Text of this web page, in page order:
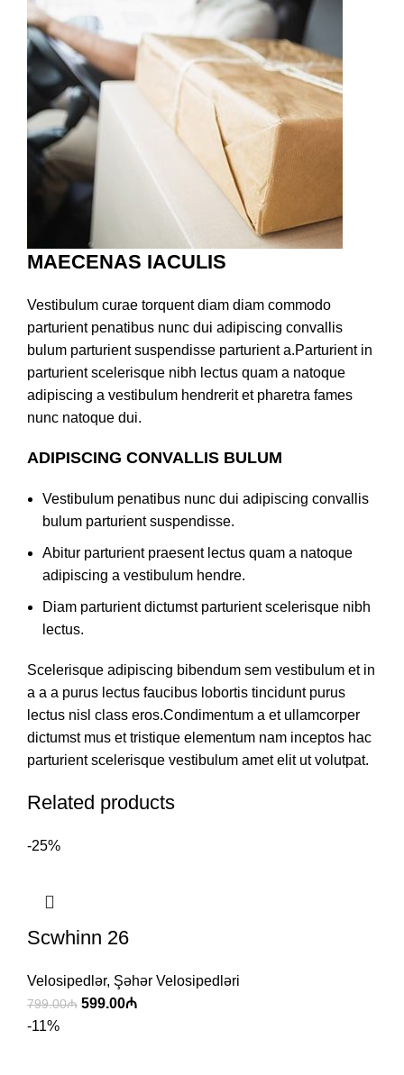
MAECENAS IACULIS
Vestibulum curae torquent diam diam commodo
parturient penatibus nunc dui adipiscing convallis
bulum parturient suspendisse parturient a.Parturient in
parturient scelerisque nibh lectus quam a natoque
adipiscing a vestibulum hendrerit et pharetra fames
nunc natoque dui.
ADIPISCING CONVALLIS BULUM
Vestibulum penatibus nunc dui adipiscing convallis
bulum parturient suspendisse.
Abitur parturient praesent lectus quam a natoque
adipiscing a vestibulum hendre.
Diam parturient dictumst parturient scelerisque nibh
lectus.
Scelerisque adipiscing bibendum sem vestibulum et in
a a a purus lectus faucibus lobortis tincidunt purus
lectus nisl class eros.Condimentum a et ullamcorper
dictumst mus et tristique elementum nam inceptos hac
parturient scelerisque vestibulum amet elit ut volutpat.
Related products
-25%
Scwhinn 26
Velosipedlər, Şəhər Velosipedləri
799.00₼ 599.00₼
-11%